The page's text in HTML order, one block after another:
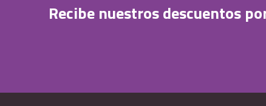
Recibe nuestros descuentos